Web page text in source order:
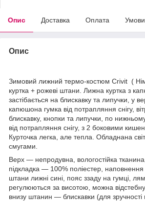
Опис Доставка Оплата
Опис
Зимовий лижний термо-костюм Crivit (
куртка + рожеві штани. Лижна куртка з
застібається на блискавку та липучки, у
капюшона гумка від потрапляння снігу,
блискавку, кнопки та липучки, по
від потрапляння снігу, з 2 боковими
Курточка легка, але тепла. Обладнана
смугами.
Верх — непродувна, вологостійка
підкладка — 100% поліестер,
штани лижні сині, пояс ззаду на гумці,
регулюються за висотою, можна
внизу штанин — блискавки (для зручності